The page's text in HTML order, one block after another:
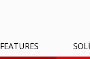
FEATURES